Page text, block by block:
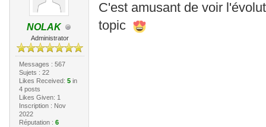
NOLAK
Administrator
Messages : 567
Sujets : 22
Likes Received: 5in
4 posts
Likes Given: 1
Inscription : Nov
2022
Réputation : 6
C'est amusant de voir
topic